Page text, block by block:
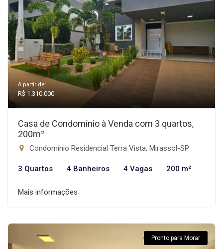
A partir de:
R$ 1.310.000
Casa de Condomínio à Venda com 3 quartos,
200m²
Condomínio Residencial Terra Vista, Mirassol-SP
3 Quartos 4 Banheiros 4 Vagas 200 m²
Mais informações
Pronto para Morar